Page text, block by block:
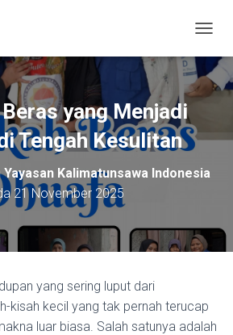
yang Menjadi
Tengah Kesulitan
Yayasan Kalimatunsawa Indonesia
21 November 2025
yang sering luput dari
kisah kecil yang tak pernah terucap
luar biasa. Salah satunya adalah